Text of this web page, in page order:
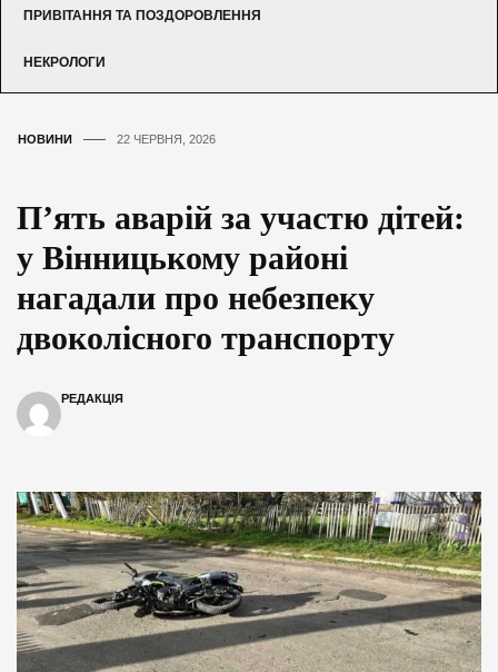
ПРИВІТАННЯ ТА ПОЗДОРОВЛЕННЯ
НЕКРОЛОГИ
НОВИНИ 22 ЧЕРВНЯ, 2026
П’ять аварій за участю дітей:
у Вінницькому районі
нагадали про небезпеку
двоколісного транспорту
РЕДАКЦІЯ